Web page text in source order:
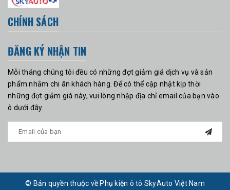
CHÍNH SÁCH
ĐĂNG KÝ NHẬN TIN
Mỗi tháng chúng tôi đều có những đợt giảm giá dịch vụ và sản
phẩm nhằm chi ân khách hàng. Để có thể cập nhật kịp thời
những đợt giảm giá này, vui lòng nhập địa chỉ email của bạn vào
ô dưới đây.
© Bản quyền thuộc về Phụ kiện ô tô SkyAuto Việt Nam